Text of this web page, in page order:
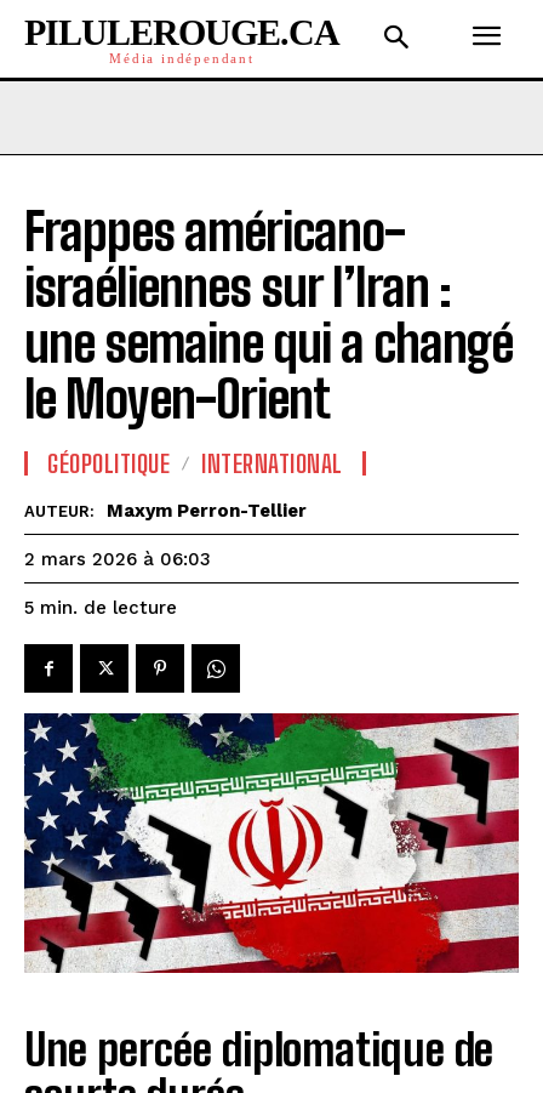
PILULEROUGE.CA
Média indépendant
Frappes américano-
israéliennes sur l’Iran :
une semaine qui a changé
le Moyen-Orient
GÉOPOLITIQUE INTERNATIONAL
AUTEUR: Maxym Perron-Tellier
2 mars 2026 à 06:03
5 min. de lecture
Une percée diplomatique de